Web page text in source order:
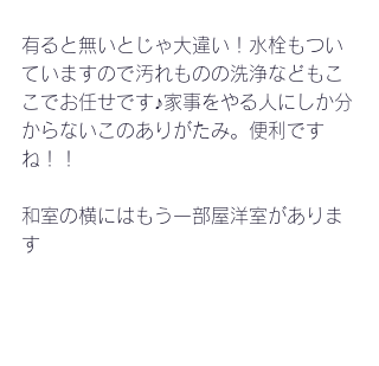
有ると無いとじゃ大違い！水栓もつい
ていますので汚れものの洗浄などもこ
こでお任せです♪家事をやる人にしか分
からないこのありがたみ。便利です
ね！！
和室の横にはもう一部屋洋室がありま
す